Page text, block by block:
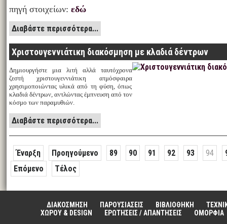
πηγή στοιχείων: εδώ
Διαβάστε περισσότερα...
Χριστουγεννιάτικη διακόσμηση με κλαδιά δέντρων
Δημιουργήστε μια λιτή αλλά ταυτόχρονα
ζεστή χριστουγεννιάτικη ατμόσφαιρα
χρησιμοποιώντας υλικά από τη φύση, όπως
κλαδιά δέντρων, αντλώντας έμπνευση από τον
κόσμο των παραμυθιών.
Διαβάστε περισσότερα...
Έναρξη Προηγούμενο 89 90 91 92 93 94
Επόμενο
Τέλος
ΔΙΑΚΟΣΜΗΣΗ ΠΑΡΟΥΣΙΑΣΕΙΣ ΒΙΒΛΙΟΘΗΚΗ
ΧΩΡΟΥ & DESIGN
ΕΡΩΤΗΣΕΙΣ / ΑΠΑΝΤΗΣΕΙΣ ΟΜΟΡΦΙΑ